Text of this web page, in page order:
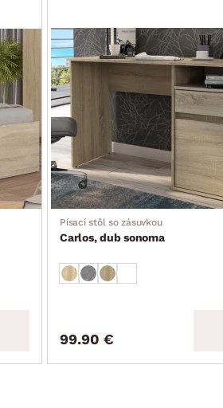
Písací stôl so zásuvkou
Carlos, dub sonoma
99.90 €